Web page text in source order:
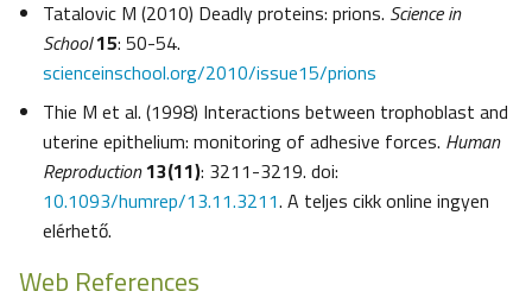
Tatalovic M (2010) Deadly proteins: prions. Science in
School15: 50-54.
scienceinschool.org/2010/issue15/prions
Thie M et al. (1998) Interactions between trophoblast and
uterine epithelium: monitoring of adhesive forces. Human
Reproduction13(11): 3211-3219. doi:
10.1093/humrep/13.11.3211. A teljes cikk online ingyen
elérhető.
Web References